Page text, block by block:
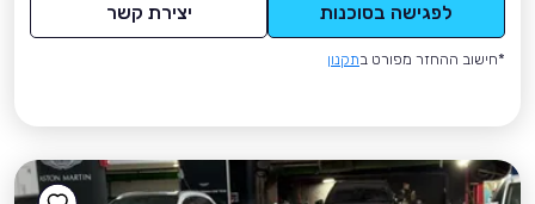
לפגישה בסוכנות יצירת קשר
*חישוב ההחזר מפורט בתקנון